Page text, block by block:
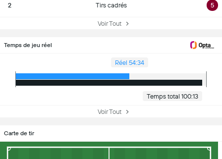
2 Tirs cadrés 5
Voir Tout
Temps de jeu réel
Réel 54:34
Temps total 100:13
Voir Tout
Carte de tir